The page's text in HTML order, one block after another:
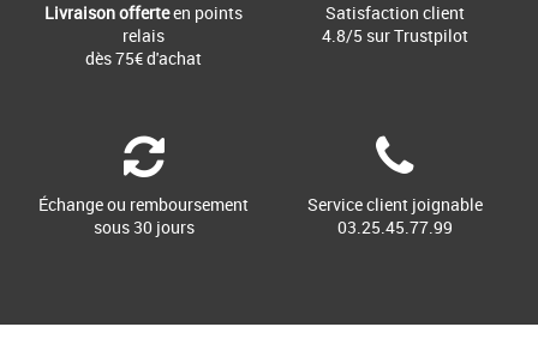
Livraison offerteen points
relais
dès 75€ d'achat
Satisfaction client
4.8/5 sur Trustpilot
Échange ou remboursement
sous 30 jours
Service client joignable
03.25.45.77.99